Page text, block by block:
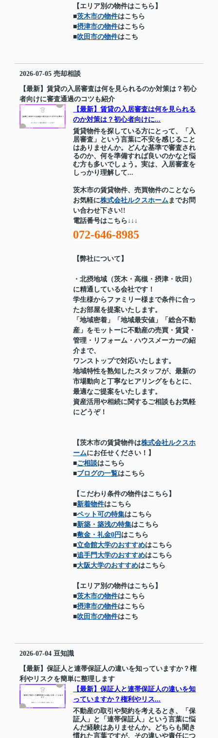
【エリア別の物件はこちら】
■茨木市の物件はこちら
■摂津市の物件はこちら
■吹田市の物件はこち
2026-07-05 売却相談
【最新】賃貸の入居審査は何を見られるのか対策は？初心
者向けに審査通過のコツも紹介
【最新】賃貸の入居審査は何を見られる
のか対策は？初心者向けに...
賃貸物件を探している方にとって、「入
居審査」という言葉に不安を感じること
はありませんか。どんな基準で審査され
るのか、何を準備すれば良いのかなと悩
む方も多いでしょう。実は、入居審査を
しっかり理解して...
茨木市の賃貸物件、売買物件のことなら
お気軽に株式会社ルクスホームまでお問
い合わせ下さい!!
電話番号はこちら↓↓↓
072-646-8985
【弊社について】
・北摂地域（茨木・高槻・摂津・吹田）
に精通している会社です！
学生様からファミリー様まで条件に合っ
たお部屋を提案いたします。
「地域密着」「地域最安値」「総合不動
産」をモットーに不動産の売買・賃貸・
管理・リフォーム・ハウスメーカーの紹
介まで、
ワンストップで対応いたします。
地域特性を熟知したスタッフが、最新の
市場動向と丁寧なヒアリングをもとに、
最適なご提案をいたします。
資産活用や相続に関するご相談もお気軽
にどうぞ！
【茨木市の賃貸物件は株式会社ルクスホ
ームにお任せください！】
■ご相談はこちら
■ブログの一覧はこちら
【こだわり条件の物件はこちら】
■新着物件はこちら
■ペット可の特集はこちら
■新築・築浅の特集はこちら
■敷金・礼金0円 はこちら
■立命館大学のおすすめはこちら
■追手門大学のおすすめはこちら
■大阪大学のおすすめはこちら
【エリア別の物件はこちら】
■茨木市の物件はこちら
■摂津市の物件はこちら
■吹田市の物件はこち
2026-07-04 豆知識
【最新】保証人と連帯保証人の違いを知っていますか？権
利やリスクを簡単に整理します
【最新】保証人と連帯保証人の違いを知
っていますか？権利やリス...
不動産の取引や契約を考えるとき、「保
証人」と「連帯保証人」という言葉に悩
んだ経験はありませんか。どちらも聞き
慣れた言葉ですが、その違いや責任につ